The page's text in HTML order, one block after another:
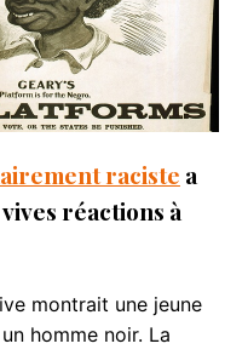
raciste a
réactions à
montrait une jeune
homme noir. La